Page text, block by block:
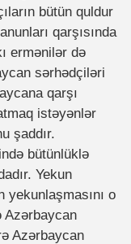
bütün quldur
qarşısında
ermənilər də
sərhədçiləri
qarşı
istəyənlər
şaddır.
bütünlüklə
Yekun
o
Azərbaycan
Azərbaycan